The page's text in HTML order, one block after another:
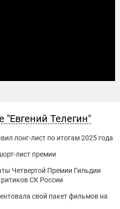
Телегин"
лонг-лист по итогам 2025 года
лист премии
Четвертой Премии Гильдии
СК России
свой пакет фильмов на